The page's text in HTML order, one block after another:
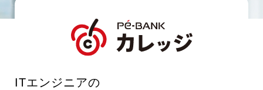
ITエンジニアの